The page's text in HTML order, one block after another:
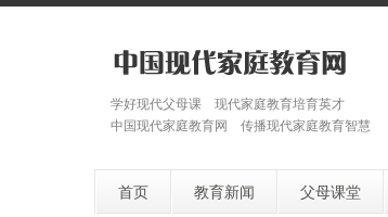
学好现代父母课 现代家庭教育培育英才
中国现代家庭教育网 传播现代家庭教育智慧
首页 教育新闻 父母课堂